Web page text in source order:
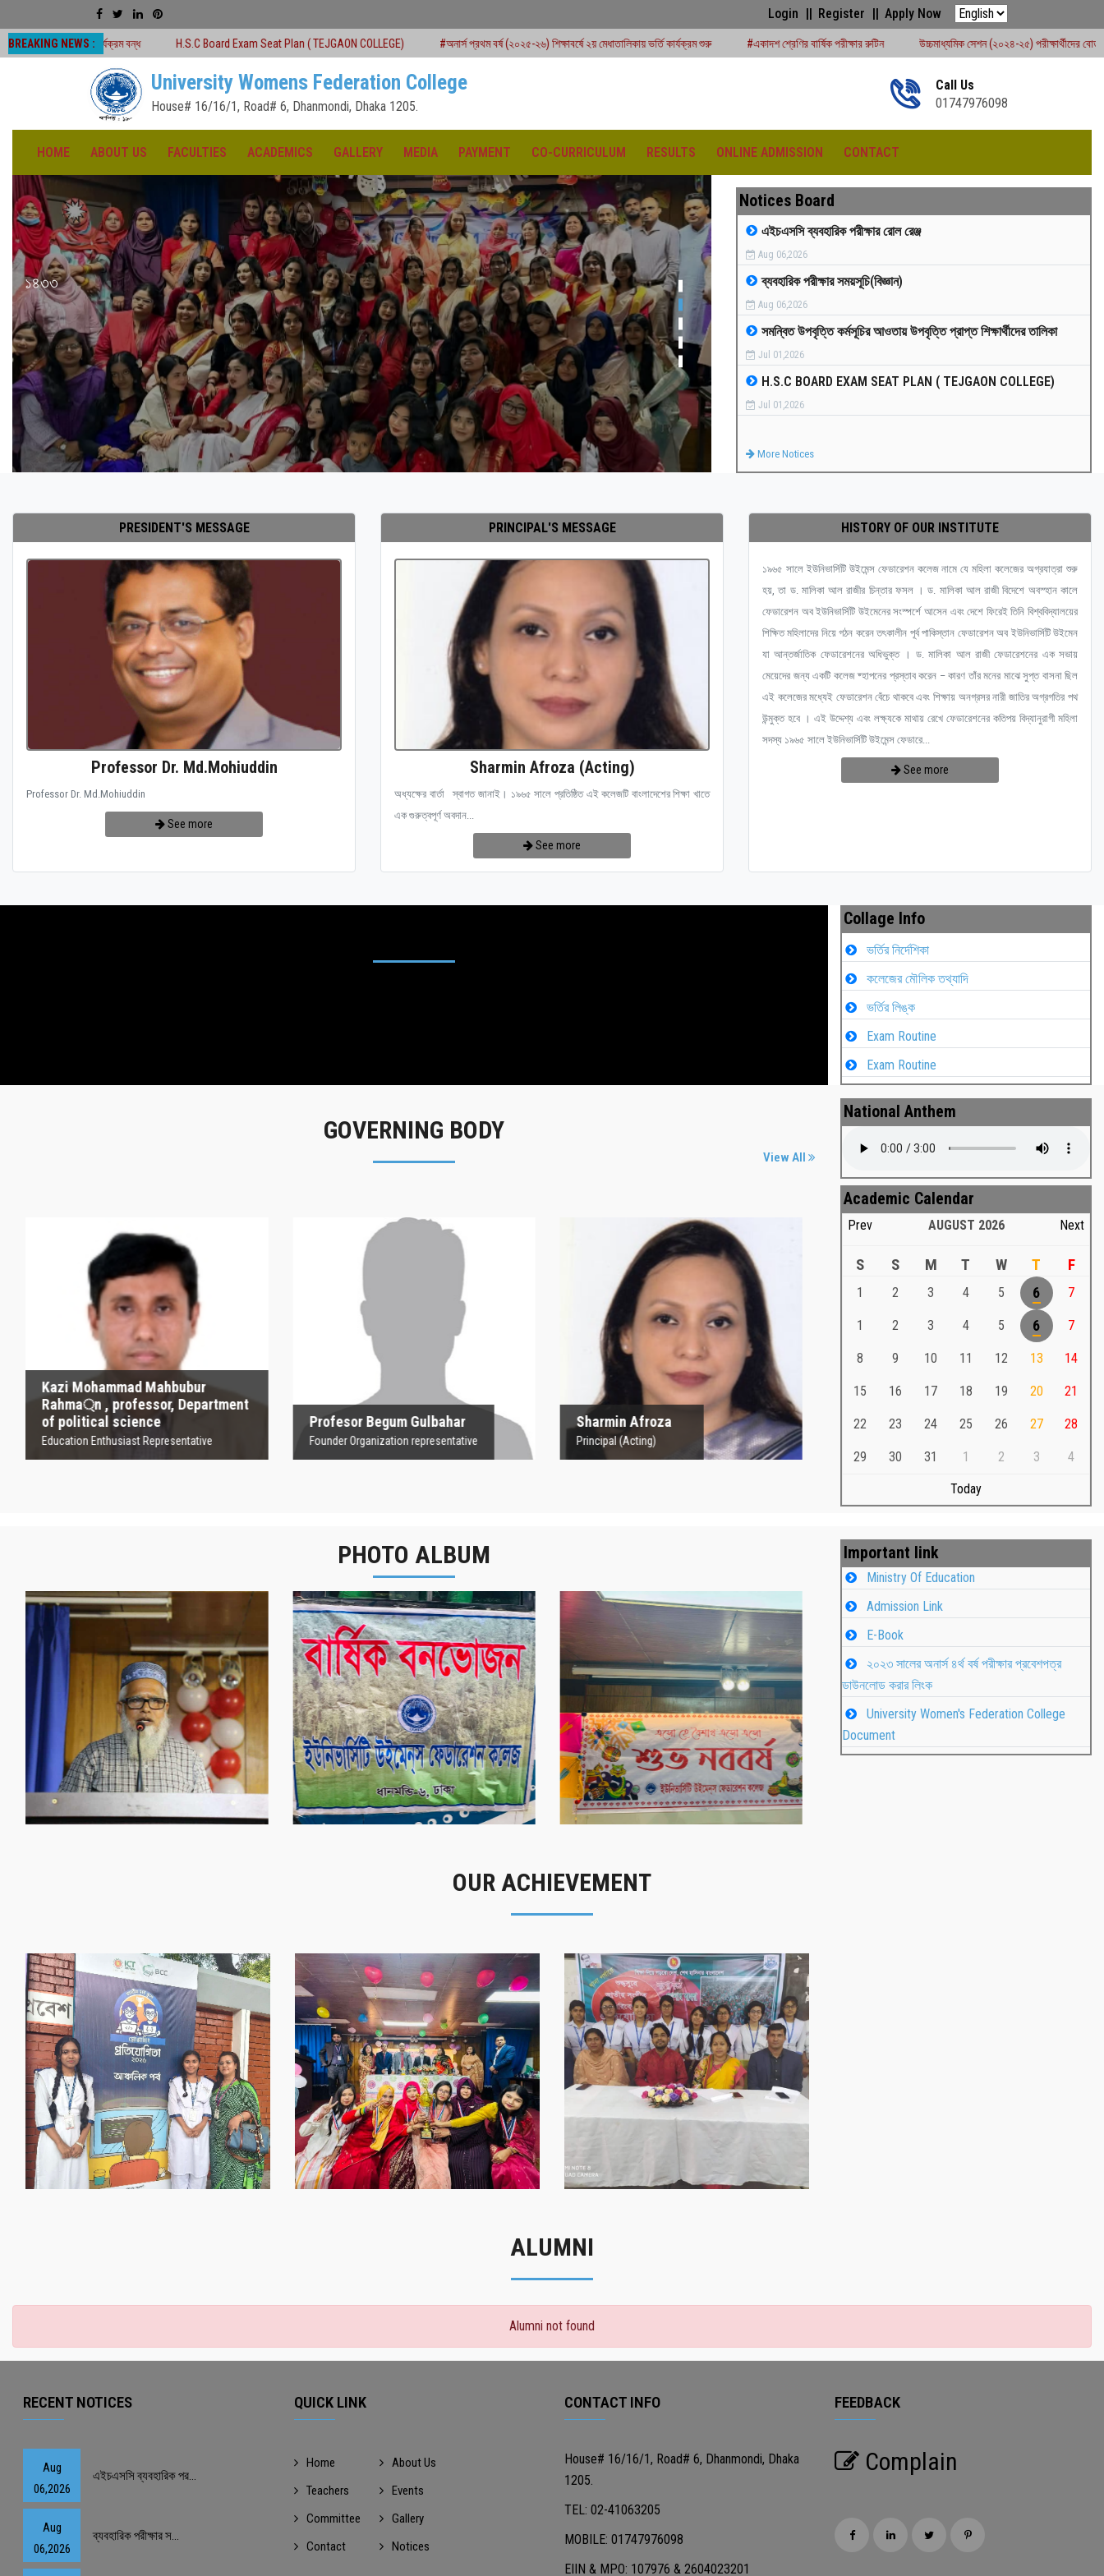
Login Register Apply Now
BREAKING NEWS :
বন্ধ H.S.C Board Exam Seat Plan ( TEJGAON COLLEGE) #অনার্স প্রথম বর্ষ (২০২৫-২৬) শিক্ষাবর্ষে ২য় মেধাতালিকায় ভর্তি কার্যক্রম শুরু #একাদশ শ্রেণির বার্ষিক পরীক্ষার রুটিন উচ্চমাধ্যমিক সেশন (২০২৪-২৫) পরীক্ষার্থীদের বোর্ড পরীক্ষার রুটিন - ২০২৬
University Womens Federation College
House# 16/16/1, Road# 6, Dhanmondi, Dhaka 1205.
Call Us
01747976098
HOME ABOUT US FACULTIES ACADEMICS GALLERY MEDIA PAYMENT CO-CURRICULUM RESULTS ONLINE ADMISSION CONTACT
১৪৩৩ ক্রীড়া প্রতিযোগিতা -২০২৫
Notices Board
এইচএসসি ব্যবহারিক পরীক্ষার রোল রেঞ্জ
Aug 06,2026
ব্যবহারিক পরীক্ষার সময়সূচি(বিজ্ঞান)
Aug 06,2026
সমন্বিত উপবৃত্তি কর্মসূচির আওতায় উপবৃত্তি প্রাপ্ত শিক্ষার্থীদের তালিকা
Jul 01,2026
H.S.C BOARD EXAM SEAT PLAN ( TEJGAON COLLEGE)
Jul 01,2026
More Notices
PRESIDENT'S MESSAGE
Professor Dr. Md.Mohiuddin
Professor Dr. Md.Mohiuddin
See more
PRINCIPAL'S MESSAGE
Sharmin Afroza (Acting)
অধ্যক্ষের বার্তা স্বাগত জানাই। ১৯৬৫ সালে প্রতিষ্ঠিত এই কলেজটি বাংলাদেশের শিক্ষা খাতে
এক গুরুত্বপূর্ণ অবদান...
See more
HISTORY OF OUR INSTITUTE
১৯৬৫ সালে ইউনিভার্সিটি উইমেন্স ফেডারেশন কলেজ নামে যে মহিলা কলেজের অগ্রযাত্রা শুরু
হয়, তা ড. মালিকা আল রাজীর চিন্তার ফসল । ড. মালিকা আল রাজী বিদেশে অবস্হান কালে
ফেডারেশন অব ইউনিভার্সিটি উইমেনের সংস্পর্শে আসেন এবং দেশে ফিরেই তিনি বিশ্ববিদ্যালয়ের
শিক্ষিত মহিলাদের নিয়ে গঠন করেন তৎকালীন পূর্ব পাকিস্তান ফেডারেশন অব ইউনিভার্সিটি উইমেন
যা আন্তর্জাতিক ফেডারেশনের অধিভুক্ত । ড. মালিকা আল রাজী ফেডারেশনের এক সভায়
মেয়েদের জন্য একটি কলেজ ষ্হাপনের প্রস্তাব করেন – কারণ তাঁর মনের মাঝে সুপ্ত বাসনা ছিল
এই কলেজের মধ্যেই ফেডারেশন বেঁচে থাকবে এবং শিক্ষায় অনগ্রসর নারী জাতির অগ্রগতির পথ
উন্মুক্ত হবে । এই উদ্দেশ্য এবং লক্ষ্যকে মাথায় রেখে ফেডারেশনের কতিপয় বিদ্যানুরাগী মহিলা
সদস্য ১৯৬৫ সালে ইউনিভার্সিটি উইমেন্স ফেডারে...
See more
Collage Info
ভর্তির নির্দেশিকা
কলেজের মৌলিক তথ্যাদি
ভর্তির লিঙ্ক
Exam Routine
Exam Routine
GOVERNING BODY
View All
Kazi Mohammad Mahbubur
Rahma্‌n , professor, Department
of political science
Education Enthusiast Representative
Kazi Mohammad
Mahbubur Rahma্‌n ,
professor, Department
of political science
Education Enthusiast Representative
Profesor Begum Gulbahar
Founder Organization representative
Profesor Begum
Founder Organization representative
Sharmin Afroza
Principal (Acting)
Sharmin Afroza
Principal (Acting)
Md. Shafiullah Sarker
Md. Shafiullah Sarkar , Professor , Teacher
Md. Shafiullah Sarker
Md. Shafiullah Sarkar , Professor ,
Teacher Representative
National Anthem
Academic Calendar
Prev AUGUST 2026 Next
S S M T W T F
1 2 3 4 5 6 7
1 2 3 4 5 6 7
8 9 10 11 12 13 14
15 16 17 18 19 20 21
22 23 24 25 26 27 28
29 30 31 1 2 3 4
Today
PHOTO ALBUM
নবীনবরণ - ২০২৫ বার্ষিক বনভোজন ২০২৫ বাংলা নববর্ষ ১৪৩২ উদযাপন
Important link
Ministry Of Education
Admission Link
E-Book
২০২৩ সালের অনার্স ৪র্থ বর্ষ পরীক্ষার প্রবেশপত্র
ডাউনলোড করার লিংক
University Women's Federation College
Document
OUR ACHIEVEMENT
‌গৌর‌বের অর্জন
‌গৌর‌বের অর্জন
গৌরবের মুহূর্ত
গৌরবের মুহূর্ত
সাফল্যের স্মৃতি
সাফল্যের স্মৃতি
ALUMNI
Alumni not found
RECENT NOTICES
Aug
06,2026
এইচএসসি ব্যবহারিক পর...
Aug
06,2026
ব্যবহারিক পরীক্ষার স...
QUICK LINK
Home
About Us
Teachers
Events
Committee
Gallery
Contact
Notices
CONTACT INFO
House# 16/16/1, Road# 6, Dhanmondi, Dhaka
1205.
TEL: 02-41063205
MOBILE: 01747976098
EIIN & MPO: 107976 & 2604023201
FEEDBACK
Complain